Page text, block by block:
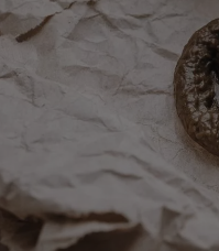
izmet. Dakle, tvrda
crijevo bi moglo biti
može biti posljedica